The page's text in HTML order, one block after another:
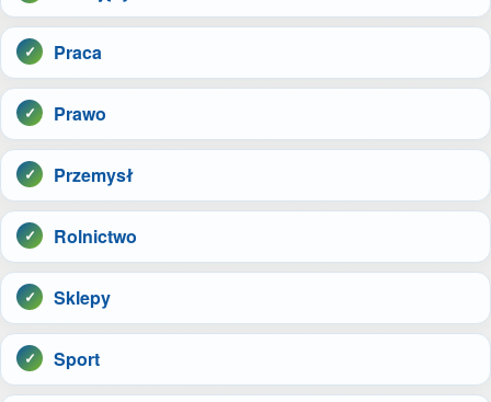
Praca
Prawo
Przemysł
Rolnictwo
Sklepy
Sport